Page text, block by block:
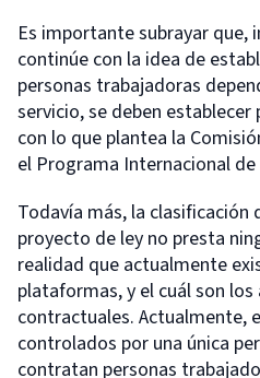
Es importante subrayar que,
continúe con la idea de
personas trabajadoras
servicio, se deben
con lo que plantea la
el Programa Internacional
Todavía más, la
proyecto de ley no presta
realidad que actualmente
plataformas, y el cuál son los
contractuales. Actualmente,
controlados por una única
contratan personas